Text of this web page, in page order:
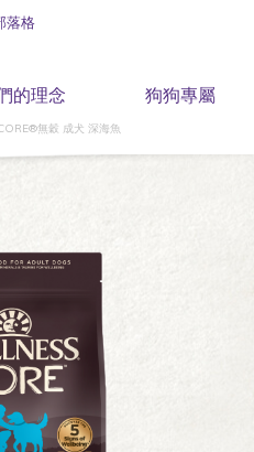
落格
的理念 狗狗專屬
無穀 成犬 深海魚